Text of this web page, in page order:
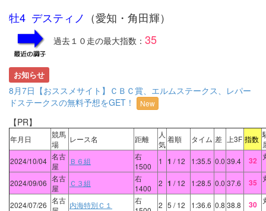
牡4 デスティノ （愛知・角田輝）
過去１０走の最大指数： 35
お知らせ
8月7日【おススメサイト】ＣＢＣ賞、エルムステークス、レパー
ドステークスの無料予想をGET！
New
【PR】
年月日
競馬
場
レース名 距離
人
気
着順 タイム 差 上3F 指数
2024/10/04 名古
屋
Ｂ６組
右
1500
1 1 / 12 1:35.5 0.0 39.4 32
2024/09/06 名古
屋
Ｃ３組
右
1400
2 1 / 12 1:28.5 0.0 37.6 35
2024/07/26 名古 内海特別Ｃ１
右
2 5 / 12 1:36.6 0.8 38.8 30